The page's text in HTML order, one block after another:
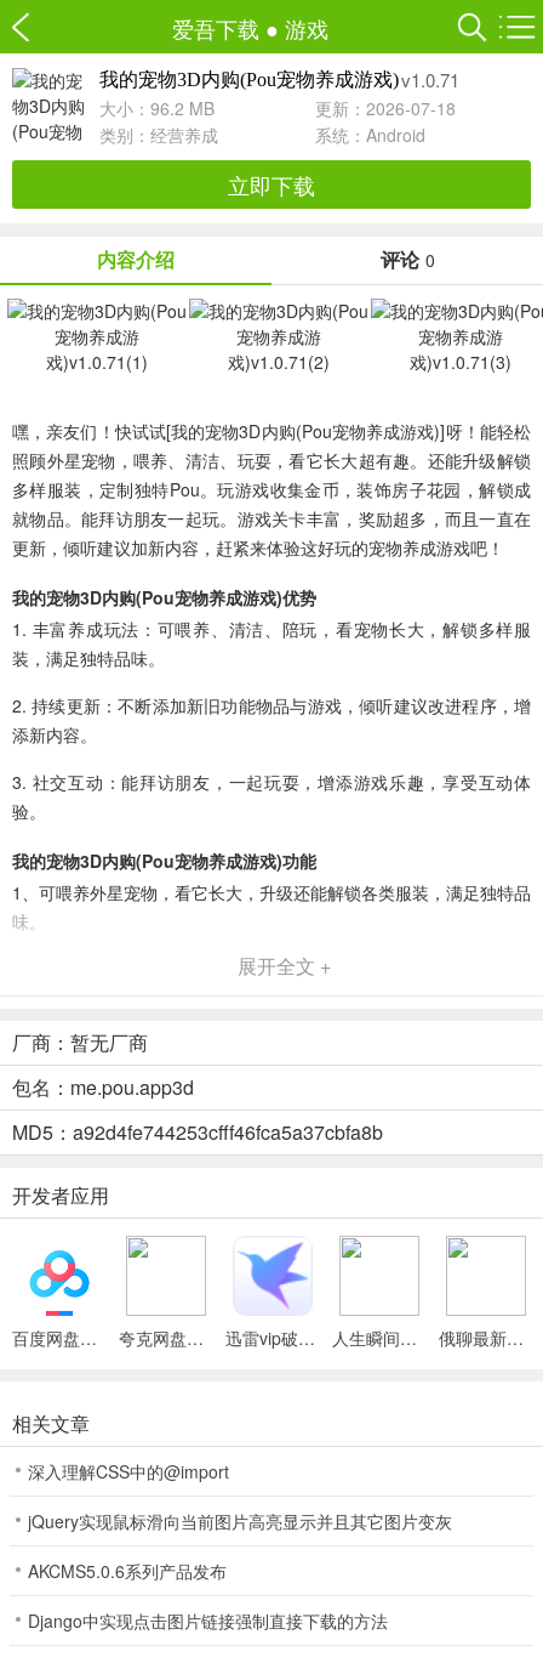
爱吾下载 ● 游戏
我的宠物3D内购(Pou宠物养成游戏)v1.0.71
大小：96.2 MB
更新：2026-07-18
类别： 经营养成 系统：Android
立即下载
内容介绍 评论 0
嘿，亲友们！快试试[我的宠物3D内购(Pou宠物养成游戏)]呀！能轻松
照顾外星宠物，喂养、清洁、玩耍，看它长大超有趣。还能升级解锁
多样服装，定制独特Pou。玩游戏收集金币，装饰房子花园，解锁成
就物品。能拜访朋友一起玩。游戏关卡丰富，奖励超多，而且一直在
更新，倾听建议加新内容，赶紧来体验这好玩的宠物养成游戏吧！
我的宠物3D内购(Pou宠物养成游戏)优势
1. 丰富养成玩法：可喂养、清洁、陪玩，看宠物长大，解锁多样服
装，满足独特品味。
2. 持续更新：不断添加新旧功能物品与游戏，倾听建议改进程序，增
添新内容。
3. 社交互动：能拜访朋友，一起玩耍，增添游戏乐趣，享受互动体
验。
我的宠物3D内购(Pou宠物养成游戏)功能
1、可喂养外星宠物，看它长大，升级还能解锁各类服装，满足独特品
味。
2、能照顾宠物，为其清洁、陪它玩耍，收集金币，享受养成乐趣。
4、能装饰房子与花园，解锁成就和特殊物品，增添游戏趣味。
5、可拜访朋友一起玩耍，还会不断添加新功能、物品及游戏内容。
我的宠物3D内购(Pou宠物养成游戏)使用说明
1. 悉心照顾外星宠物：喂养、清洁、陪它玩耍，让它健康长大。
2. 助力宠物升级解锁：宠物升级后可解锁各类不同服装。
3. 尽情定制Pou外观：能为Pou挑选服装、帽子及其他配饰。
4. 装饰房子与花园：发挥创意，装饰属于你的空间。
我的宠物3D内购(Pou宠物养成游戏)常见问题
问：如何照顾我的宠物Pou？
答：喂养它、清洁它并和它玩耍，看着它长大。
问：能解锁哪些东西？
答：可以升级并解锁各种不同的服装，还能解锁成就和特殊物品。
展开全文 +
厂商：暂无厂商
包名：me.pou.app3d
MD5：a92d4fe744253cfff46fca5a37cbfa8b
开发者应用
百度网盘绿色免安装Pc电脑版 夸克网盘官方正式版 迅雷vip破解版永久会员2024版 人生瞬间最新手机版 俄聊最新手机版
相关文章
深入理解CSS中的@import
jQuery实现鼠标滑向当前图片高亮显示并且其它图片变灰
AKCMS5.0.6系列产品发布
Django中实现点击图片链接强制直接下载的方法